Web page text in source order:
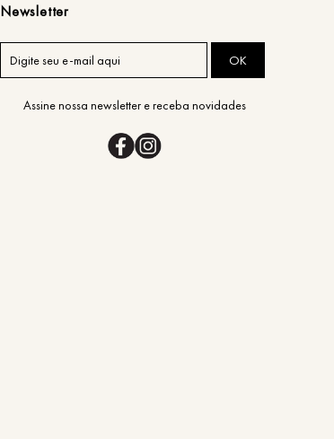
Newsletter
OK
Assine nossa newsletter e receba novidades